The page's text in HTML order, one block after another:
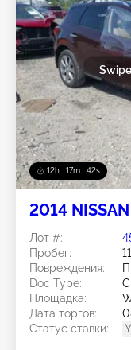
12h : 17m : 40s
2014
Лот #:
Пробег:
Повреждения:
Doc Type:
Площадка:
Дата торгов:
Статус ставки: